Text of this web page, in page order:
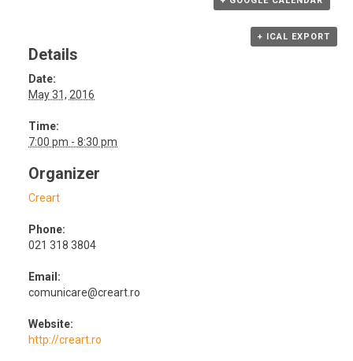
+ ICAL EXPORT
Details
Date:
May 31, 2016
Time:
7:00 pm - 8:30 pm
Organizer
Creart
Phone:
021 318 3804
Email:
comunicare@creart.ro
Website:
http://creart.ro